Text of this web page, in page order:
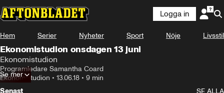
Logga in
Hem Serier Nyheter Sport Nöje Livsstil
Ekonomistudion onsdagen 13 juni
Ekonomistudion
Programledare Samantha Coard
Ekonomistudion • 13.06.18 • 9 min
Se mer
Senast
SE ALLA